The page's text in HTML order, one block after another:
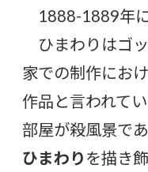
1888-1889年
ひまわりはゴ
家での制作にお
作品と言われて
部屋が殺風景で
ひまわりを描き